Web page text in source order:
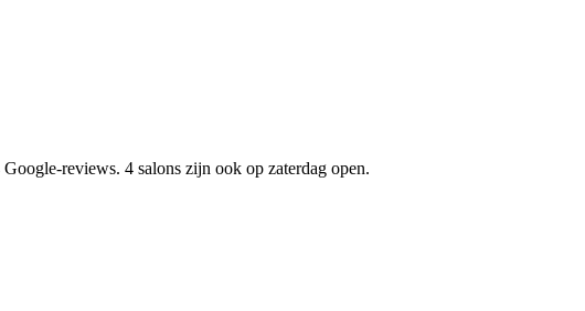
reviews. 4 salons zijn ook op zaterdag open.